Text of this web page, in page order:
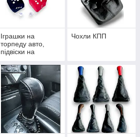
Іграшки на
торпеду авто,
підвіски на
сувеніри
Чохли КПП